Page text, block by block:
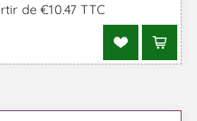
de €10,47 TTC